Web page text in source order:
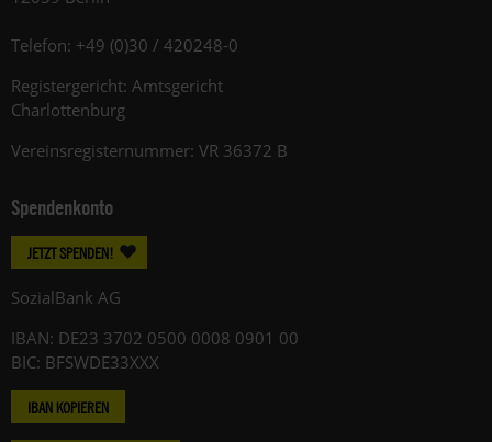
Telefon: +49 (0)30 / 420248-0
Registergericht: Amtsgericht
Charlottenburg
Vereinsregisternummer: VR 36372 B
Spendenkonto
JETZT SPENDEN!
SozialBank AG
IBAN: DE23 3702 0500 0008 0901 00
BIC: BFSWDE33XXX
IBAN KOPIEREN